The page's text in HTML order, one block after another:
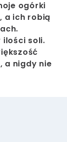
ogórki
a ich robią
ilości soli.
a nigdy nie